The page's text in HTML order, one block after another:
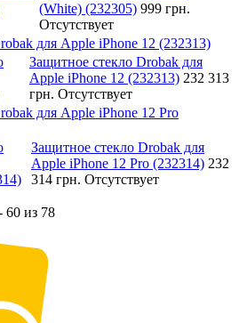
(White) (232305) 999 грн.
Отсутствует
для Apple iPhone 12 (232313)
Защитное стекло Drobak для
Apple iPhone 12 (232313) 232 313
грн. Отсутствует
для Apple iPhone 12 Pro
Защитное стекло Drobak для
Apple iPhone 12 Pro (232314) 232
314 грн. Отсутствует
60 из 78